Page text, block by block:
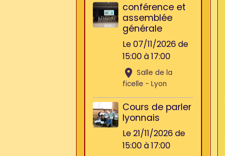
conférence et
assemblée
générale
Le 07/11/2026de
15:00à 17:00
Salle de la
ficelle - Lyon
Cours de parler
lyonnais
Le 21/11/2026de
15:00à 17:00